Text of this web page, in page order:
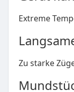
Extreme
Zu starke